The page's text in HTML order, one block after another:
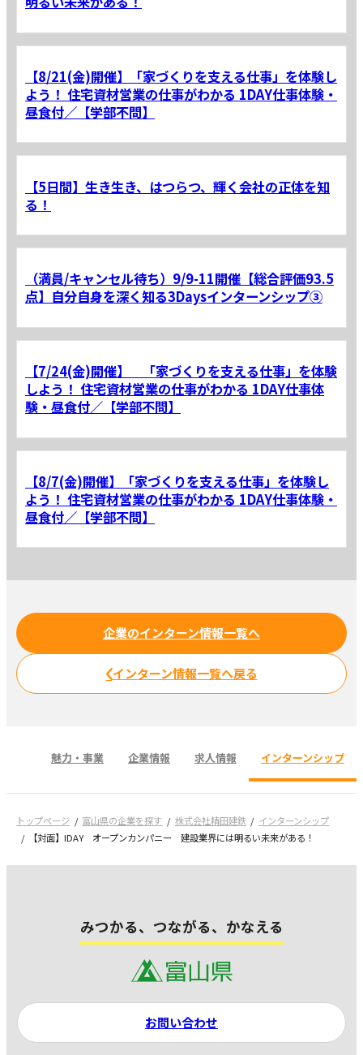
【8/21(金)開催】「家づくりを支える仕事」を体験し
よう！ 住宅資材営業の仕事がわかる 1DAY仕事体験・
昼食付／【学部不問】
【5日間】生き生き、はつらつ、輝く会社の正体を知
る！
（満員/キャンセル待ち）9/9-11開催【総合評価93.5
点】自分自身を深く知る3Daysインターンシップ③
【7/24(金)開催】 「家づくりを支える仕事」を体験
しよう！ 住宅資材営業の仕事がわかる 1DAY仕事体
験・昼食付／【学部不問】
【8/7(金)開催】「家づくりを支える仕事」を体験し
よう！ 住宅資材営業の仕事がわかる 1DAY仕事体験・
昼食付／【学部不問】
企業のインターン情報一覧へ
インターン情報一覧へ戻る
魅力・事業 企業情報 求人情報 インターンシップ
トップページ 富山県の企業を探す 株式会社精田建鉄
インターンシップ
【対面】IDAY オープンカンパニー 建設業界には明るい未来がある！
みつかる、つながる、かなえる
お問い合わせ